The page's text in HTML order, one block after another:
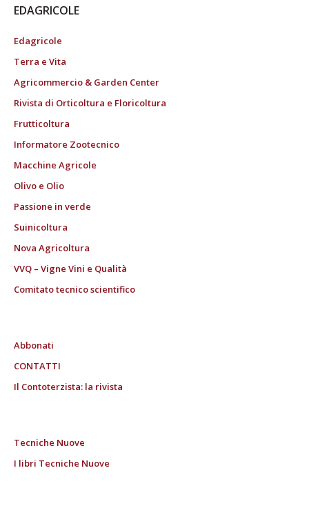
EDAGRICOLE
Edagricole
Terra e Vita
Agricommercio & Garden Center
Rivista di Orticoltura e Floricoltura
Frutticoltura
Informatore Zootecnico
Macchine Agricole
Olivo e Olio
Passione in verde
Suinicoltura
Nova Agricoltura
VVQ – Vigne Vini e Qualità
Comitato tecnico scientifico
Abbonati
CONTATTI
Il Contoterzista: la rivista
Tecniche Nuove
I libri Tecniche Nuove